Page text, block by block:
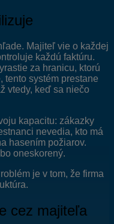
Majiteľ vie o každej
každú faktúru.
za hranicu, ktorú
tento systém prestane
vtedy, keď sa niečo
kapacitu: zákazky
nevedia, kto má
hasením požiarov.
oneskorený.
je v tom, že firma
cez majiteľa